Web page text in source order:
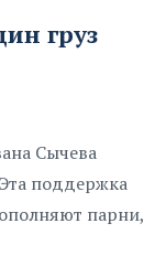
груз
Сычева
поддержка
парни,